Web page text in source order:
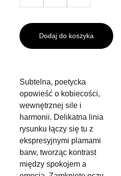
Dodaj do koszyka
Subtelna, poetycka
opowieść o kobiecości,
wewnętrznej sile i
harmonii. Delikatna linia
rysunku łączy się tu z
ekspresyjnymi plamami
barw, tworząc kontrast
między spokojem a